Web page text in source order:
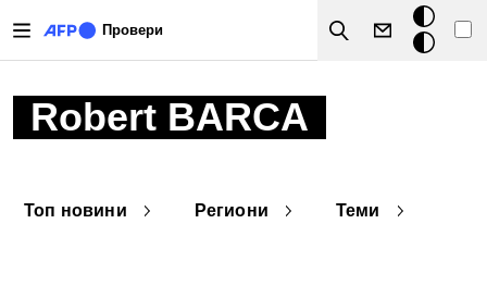
Провери
Search
Тъмен
режим
Robert BARCA
Топ новини Региони Теми